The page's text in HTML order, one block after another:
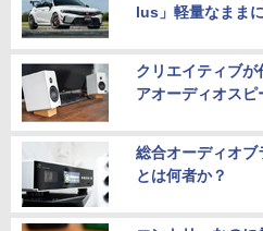
lus」軽量なまま
クリエイティブが
アオーディオスピ
総合オーディオ
とは何者か？